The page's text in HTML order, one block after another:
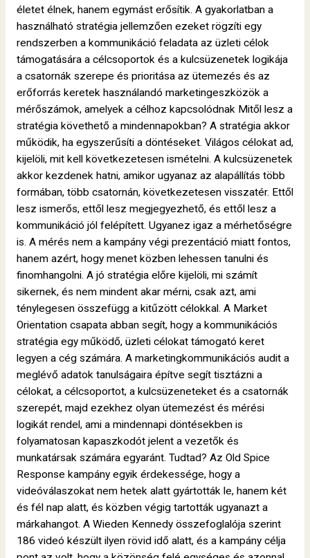
életet élnek, hanem egymást erősítik. A gyakorlatban a
használható stratégia jellemzően ezeket rögzíti egy
rendszerben a kommunikáció feladata az üzleti célok
támogatására a célcsoportok és a kulcsüzenetek logikája
a csatornák szerepe és prioritása az ütemezés és az
erőforrás keretek használandó marketingeszközök a
mérőszámok, amelyek a célhoz kapcsolódnak Mitől lesz a
stratégia követhető a mindennapokban? A stratégia akkor
működik, ha egyszerűsíti a döntéseket. Világos célokat ad,
kijelöli, mit kell következetesen ismételni. A kulcsüzenetek
akkor kezdenek hatni, amikor ugyanaz az alapállítás több
formában, több csatornán, következetesen visszatér. Ettől
lesz ismerős, ettől lesz megjegyezhető, és ettől lesz a
kommunikáció jól felépített. Ugyanez igaz a mérhetőségre
is. A mérés nem a kampány végi prezentáció miatt fontos,
hanem azért, hogy menet közben lehessen tanulni és
finomhangolni. A jó stratégia előre kijelöli, mi számít
sikernek, és nem mindent akar mérni, csak azt, ami
ténylegesen összefügg a kitűzött célokkal. A Market
Orientation csapata abban segít, hogy a kommunikációs
stratégia egy működő, üzleti célokat támogató keret
legyen a cég számára. A marketingkommunikációs audit a
meglévő adatok tanulságaira építve segít tisztázni a
célokat, a célcsoportot, a kulcsüzeneteket és a csatornák
szerepét, majd ezekhez olyan ütemezést és mérési
logikát rendel, ami a mindennapi döntésekben is
folyamatosan kapaszkodót jelent a vezetők és
munkatársak számára egyaránt. Tudtad? Az Old Spice
Response kampány egyik érdekessége, hogy a
videóválaszokat nem hetek alatt gyártották le, hanem két
és fél nap alatt, és közben végig tartották ugyanazt a
márkahangot. A Wieden Kennedy összefoglalója szerint
186 videó készült ilyen rövid idő alatt, és a kampány célja